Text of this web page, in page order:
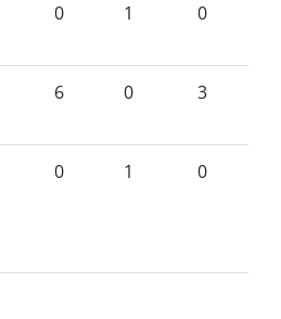
0 1 0
6 0 3
0 1 0